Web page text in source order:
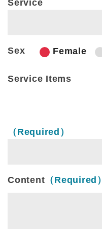
Service
Sex Female
Service Items
（Required）
Content （Required）